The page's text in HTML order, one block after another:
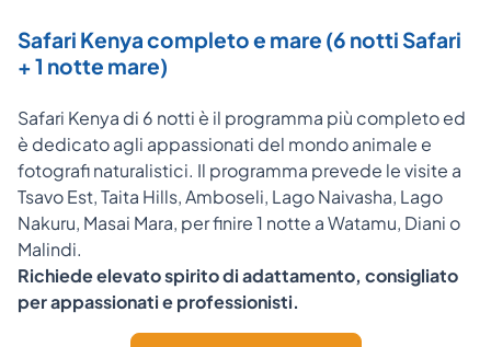
Safari Kenya completo e mare (6 notti Safari
+ 1 notte mare)
Safari Kenya di 6 notti è il programma più completo ed
è dedicato agli appassionati del mondo animale e
fotografi naturalistici. Il programma prevede le visite a
Tsavo Est, Taita Hills, Amboseli, Lago Naivasha, Lago
Nakuru, Masai Mara, per finire 1 notte a Watamu, Diani o
Malindi.
Richiede elevato spirito di adattamento, consigliato
per appassionati e professionisti.